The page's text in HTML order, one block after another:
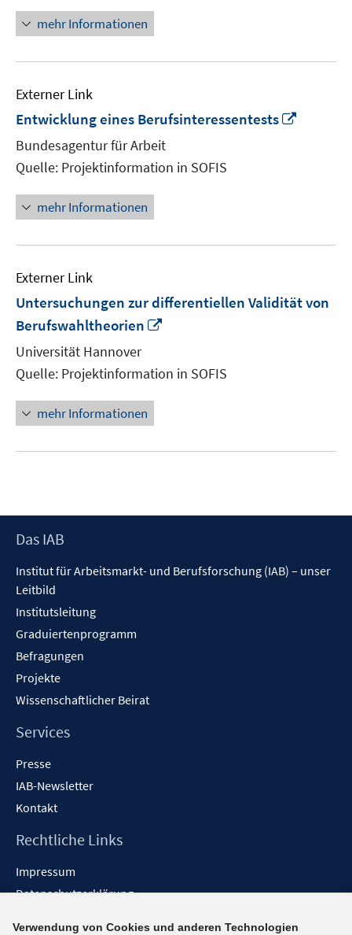
mehr Informationen
Externer Link
Entwicklung eines Berufsinteressentests
Bundesagentur für Arbeit
Quelle: Projektinformation in SOFIS
mehr Informationen
Externer Link
Untersuchungen zur differentiellen Validität von
Berufswahltheorien
öffnen
Universität Hannover
Quelle: Projektinformation in SOFIS
mehr Informationen
Footer
Das IAB
Institut für Arbeitsmarkt- und Berufsforschung (IAB) – unser
Leitbild
Institutsleitung
Graduiertenprogramm
Befragungen
Projekte
Wissenschaftlicher Beirat
Services
Presse
IAB-Newsletter
Kontakt
Rechtliche Links
Impressum
Datenschutzerklärung
Verwendung von Cookies und anderen Technologien